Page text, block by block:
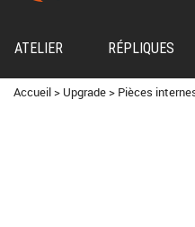
ATELIER RÉPLIQUES
Accueil> Upgrade> Pièces